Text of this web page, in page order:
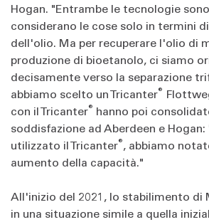
Hogan. "Entrambe le tecnologie
considerano le cose solo in termini
dell'olio. Ma per recuperare l'olio di
produzione di bioetanolo, ci siamo
decisamente verso la separazione
abbiamo scelto un Tricanter®
con il Tricanter® hanno poi
soddisfazione ad Aberdeen e
utilizzato il Tricanter®, abbiamo
aumento della capacità."
All'inizio del 2021, lo stabilimento di
in una situazione simile a quella